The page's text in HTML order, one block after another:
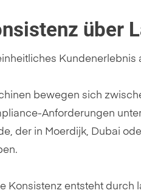
über
bewegen sich
Anforderungen
der in Moerdijk, Dubai
Konsistenz entsteht durch